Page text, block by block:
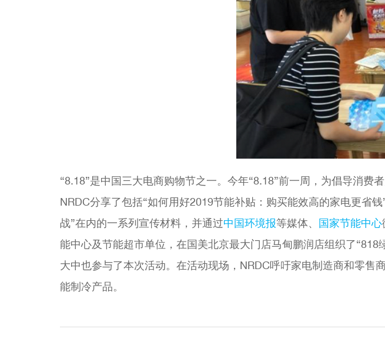
“8.18”是中国三大电商购物节之一。今年“8.18”前一周，为倡导消费
NRDC分享了包括“如何用好2019节能补贴：购买能效高的家电更省
战”在内的一系列宣传材料，并通过中国环境报等媒体、 国家节能中心
能中心及节能超市单位，在国美北京最大门店马甸鹏润店组织了
大中也参与了本次活动。在活动现场，NRDC呼吁家电制造商和零
能制冷产品。